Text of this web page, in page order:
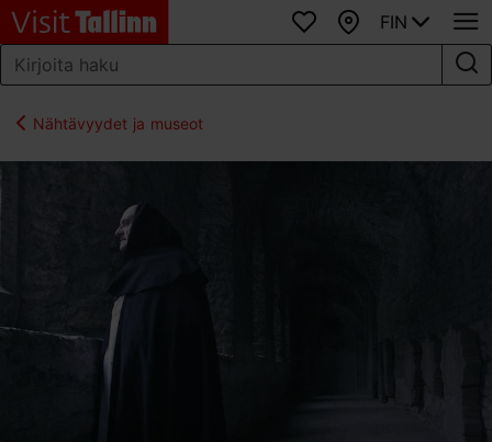
SuosikitKartta
FIN
Nähtävyydet ja museot